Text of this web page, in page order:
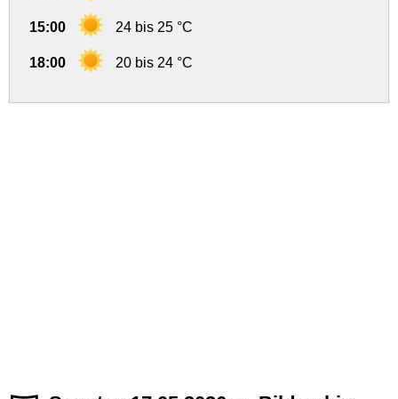
15:00 24 bis 25 °C
18:00 20 bis 24 °C